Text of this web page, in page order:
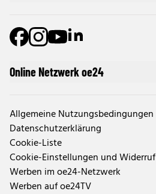
Online Netzwerk oe24
Allgemeine Nutzungsbedingungen
Datenschutzerklärung
Cookie-Liste
Cookie-Einstellungen und Widerruf
Werben im oe24-Netzwerk
Werben auf oe24TV